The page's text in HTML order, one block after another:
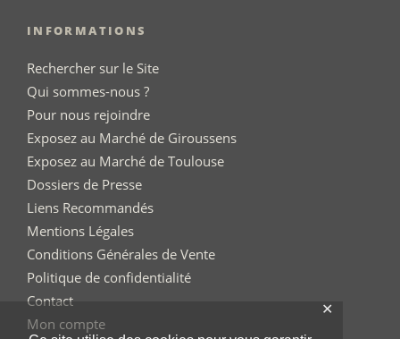
✕
INFORMATIONS
Rechercher sur le Site
Qui sommes-nous ?
Pour nous rejoindre
Exposez au Marché de Giroussens
Exposez au Marché de Toulouse
Dossiers de Presse
Liens Recommandés
Mentions Légales
Conditions Générales de Vente
Politique de confidentialité
Contact
Mon compte